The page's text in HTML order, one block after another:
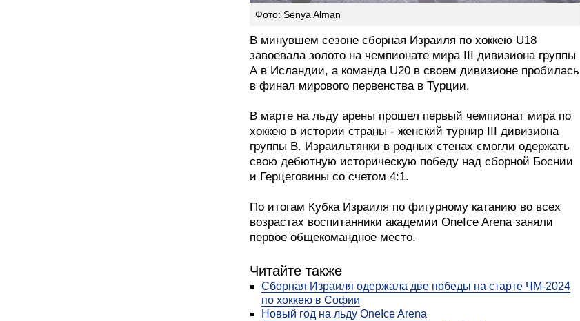
Фото: Senya Alman
В минувшем сезоне сборная Израиля по хоккею U18
завоевала золото на чемпионате мира III дивизиона группы
А в Исландии, а команда U20 в своем дивизионе пробилась
в финал мирового первенства в Турции.
В марте на льду арены прошел первый чемпионат мира по
хоккею в истории страны - женский турнир III дивизиона
группы В. Израильтянки в родных стенах смогли одержать
свою дебютную историческую победу над сборной Боснии
и Герцеговины со счетом 4:1.
По итогам Кубка Израиля по фигурному катанию во всех
возрастах воспитанники академии OneIce Arena заняли
первое общекомандное место.
Читайте также
Сборная Израиля одержала две победы на старте ЧМ-2024
по хоккею в Софии
Новый год на льду OneIce Arena